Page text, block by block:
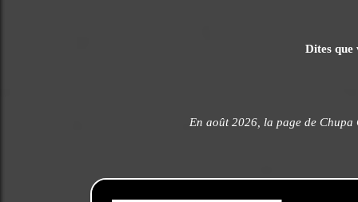
Dites que
En août 2026, la page de Chupa